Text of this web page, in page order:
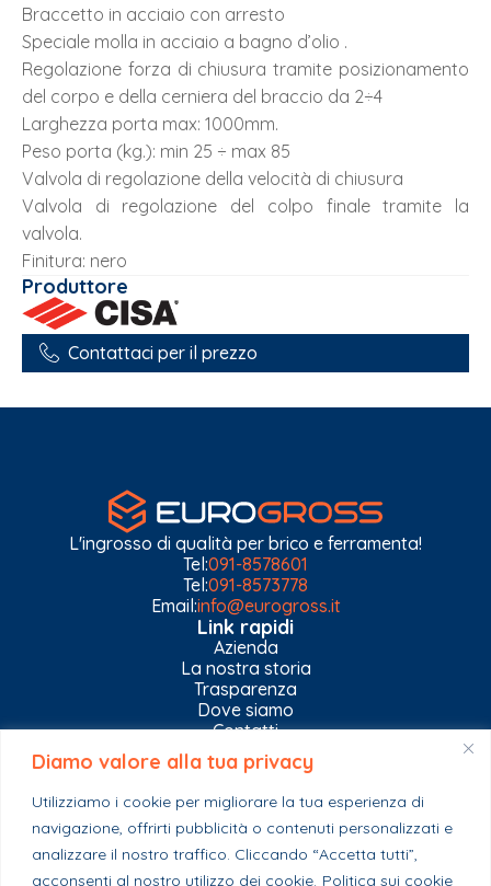
Diamo valore alla tua privacy
Utilizziamo i cookie per migliorare la tua esperienza di
navigazione, offrirti pubblicità o contenuti personalizzati e
analizzare il nostro traffico. Cliccando “Accetta tutti”,
acconsenti al nostro utilizzo dei cookie. Politica sui cookie
Braccetto in acciaio con arresto
Speciale molla in acciaio a bagno d’olio .
Regolazione forza di chiusura tramite posizionamento
del corpo e della cerniera del braccio da 2÷4
Larghezza porta max: 1000mm.
Peso porta (kg.): min 25 ÷ max 85
Valvola di regolazione della velocità di chiusura
Valvola di regolazione del colpo finale tramite la
valvola.
Finitura: nero
Produttore
Contattaci per il prezzo
L'ingrosso di qualità per brico e ferramenta!
Tel:091-8578601
Tel:091-8573778
Email:info@eurogross.it
Link rapidi
Azienda
La nostra storia
Trasparenza
Dove siamo
Contatti
Privacy Policy
Gestisci impostazioni Cookies
Esplora il catalogo
Casa
Ferramenta & Co.
Giardino e agricoltura